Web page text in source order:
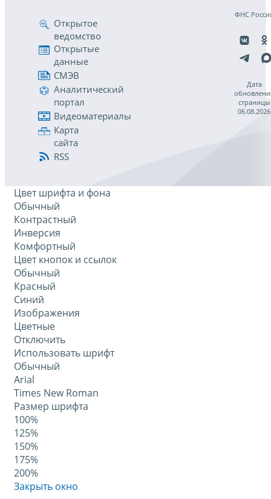
Открытое
ведомство
Открытые
данные
СМЭВ
Аналитический
портал
Видеоматериалы
Карта
сайта
RSS
ФНС
Дата
страницы
06.08.2026
Цвет шрифта и фона
Обычный
Контрастный
Инверсия
Комфортный
Цвет кнопок и ссылок
Обычный
Красный
Синий
Изображения
Цветные
Отключить
Использовать шрифт
Обычный
Arial
Times New Roman
Размер шрифта
100%
125%
150%
175%
200%
Закрыть окно